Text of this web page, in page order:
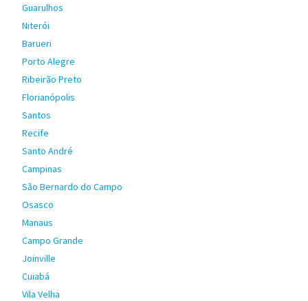
Guarulhos
Niterói
Barueri
Porto Alegre
Ribeirão Preto
Florianópolis
Santos
Recife
Santo André
Campinas
São Bernardo do Campo
Osasco
Manaus
Campo Grande
Joinville
Cuiabá
Vila Velha